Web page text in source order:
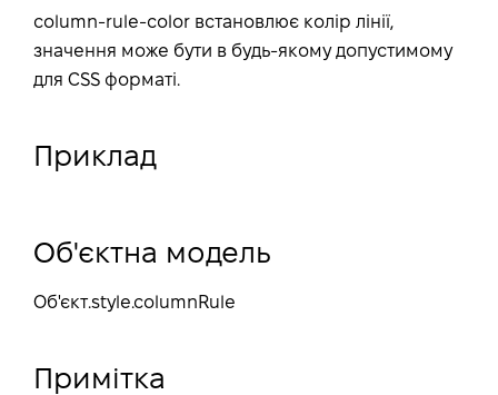
column-rule-color встановлює колір лінії,
значення може бути в будь-якому допустимому
для CSS форматі.
Приклад
Об'єктна модель
Об'єкт.style.columnRule
Примітка